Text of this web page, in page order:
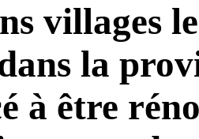
villages
la
à être